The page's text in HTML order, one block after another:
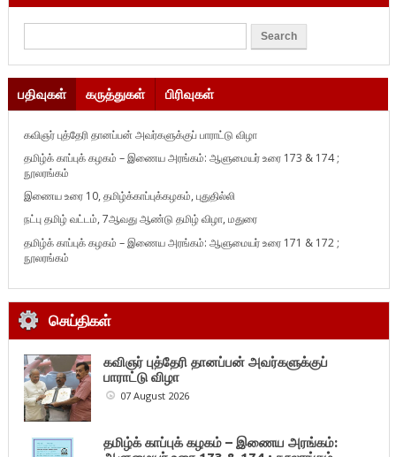
பதிவுகள் கருத்துகள் பிரிவுகள்
கவிஞர் புத்தேரி தானப்பன் அவர்களுக்குப் பாராட்டு விழா
தமிழ்க் காப்புக் கழகம் – இணைய அரங்கம்: ஆளுமையர் உரை 173 & 174 ;
நூலரங்கம்
இணைய உரை 10, தமிழ்க்காப்புக்கழகம், புதுதில்லி
நட்பு தமிழ் வட்டம், 7ஆவது ஆண்டு தமிழ் விழா, மதுரை
தமிழ்க் காப்புக் கழகம் – இணைய அரங்கம்: ஆளுமையர் உரை 171 & 172 ;
நூலரங்கம்
செய்திகள்
கவிஞர் புத்தேரி தானப்பன் அவர்களுக்குப்
பாராட்டு விழா
07 August 2026
தமிழ்க் காப்புக் கழகம் – இணைய அரங்கம்: